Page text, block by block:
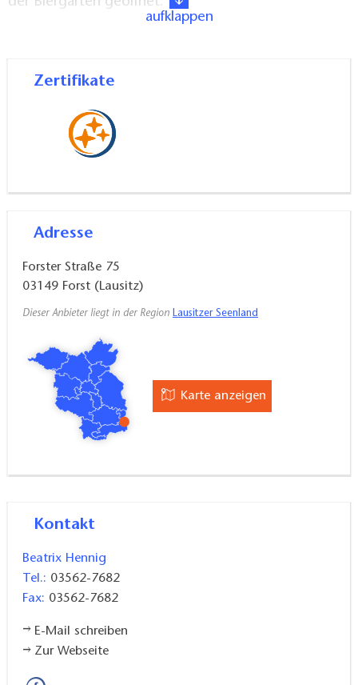
aufklappen
Zertifikate
Adresse
Forster Straße 75
03149 Forst (Lausitz)
Dieser Anbieter liegt in der Region Lausitzer Seenland
Karte anzeigen
Kontakt
Beatrix Hennig
Tel.: 03562-7682
Fax: 03562-7682
E-Mail schreiben
Zur Webseite